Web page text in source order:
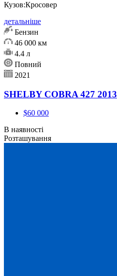
Кузов:Кросовер
детальніше
Бензин
46 000 км
4.4 л
Повний
2021
SHELBY COBRA 427 2013
$60 000
В наявності
Розташування